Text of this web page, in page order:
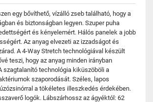
egy bővíthető, vízálló zseb található, hogy a
és biztonságban legyen. Szuper puha
és kényelemért. Hálós panelek a jobb
Az anyag elvezeti az izzadságot és
A 4-Way Stretch technológiával készült
teszi, hogy az anyag minden irányban
szagtalanító technológia kiküszöböli a
szaporodását. Széles, lapos
a tökéletes illeszkedés érdekében.
logók. Lábszárhossz az ágyéktól: 62